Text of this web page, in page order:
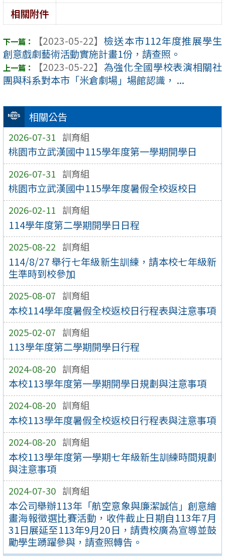
相關公告
2026-07-31 訓育組
桃園市立武漢國中115學年度第一學期開學日
2026-07-31 訓育組
桃園市立武漢國中115學年度暑假全校返校日
2026-02-11 訓育組
114學年度第二學期開學日日程
2025-08-22 訓育組
114/8/27 舉行七年級新生訓練，請本校七年級新
生準時到校參加
2025-08-07 訓育組
本校114學年度暑假全校返校日行程表與注意事項
2025-02-07 訓育組
113學年度第二學期開學日行程
2024-08-20 訓育組
本校113學年度第一學期開學日規劃與注意事項
2024-08-20 訓育組
本校113學年度暑假全校返校日行程表與注意事項
2024-08-20 訓育組
本校113學年度第一學期七年級新生訓練時間規劃
與注意事項
2024-07-30 訓育組
本公司舉辦113年「航空意象與廉潔誠信」創意繪
畫海報徵選比賽活動，收件截止日期自113年7月
31日展延至113年9月20日，請貴校廣為宣導並鼓
勵學生踴躍參與，請查照轉告。
相關附件
【2023-05-22】 檢送本市112年度推展學生
創意戲劇藝術活動實施計畫1份，請查照。
【2023-05-22】 為強化全國學校表演相關社
團與科系對本市「米倉劇場」場館認識， ...